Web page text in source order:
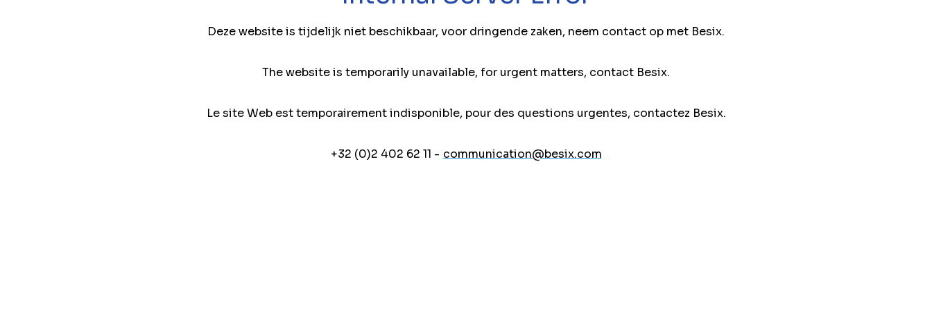
Deze website is tijdelijk niet beschikbaar, voor dringende zaken, neem contact op met Besix.
The website is temporarily unavailable, for urgent matters, contact Besix.
Le site Web est temporairement indisponible, pour des questions urgentes, contactez Besix.
+32 (0)2 402 62 11 - communication@besix.com